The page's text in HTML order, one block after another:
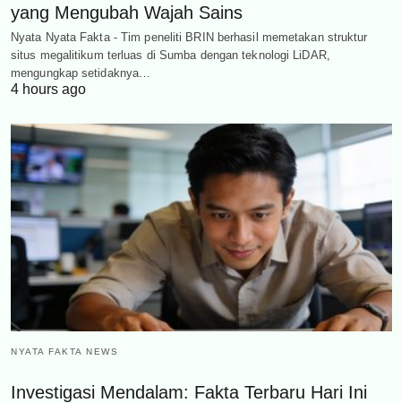
yang Mengubah Wajah Sains
Nyata Nyata Fakta - Tim peneliti BRIN berhasil memetakan struktur
situs megalitikum terluas di Sumba dengan teknologi LiDAR,
mengungkap setidaknya…
4 hours ago
NYATA FAKTA NEWS
Investigasi Mendalam: Fakta Terbaru Hari Ini